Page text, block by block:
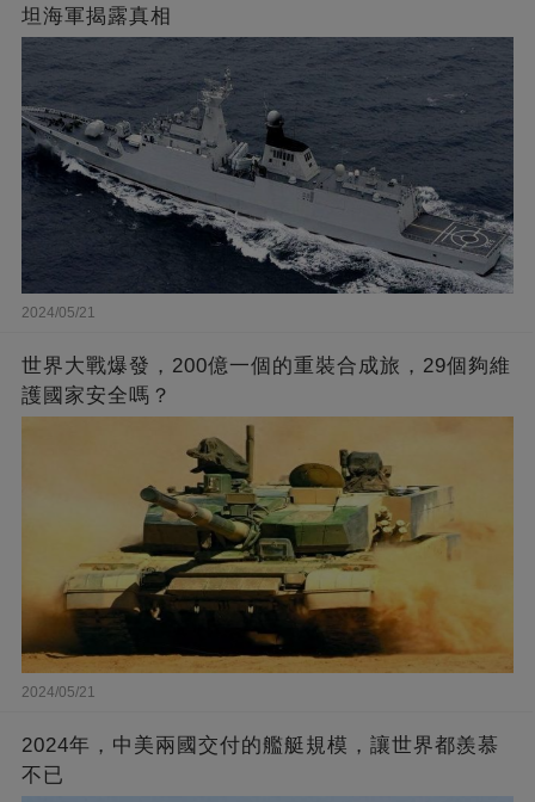
坦海軍揭露真相
2024/05/21
世界大戰爆發，200億一個的重裝合成旅，29個夠維
護國家安全嗎？
2024/05/21
2024年，中美兩國交付的艦艇規模，讓世界都羨慕
不已